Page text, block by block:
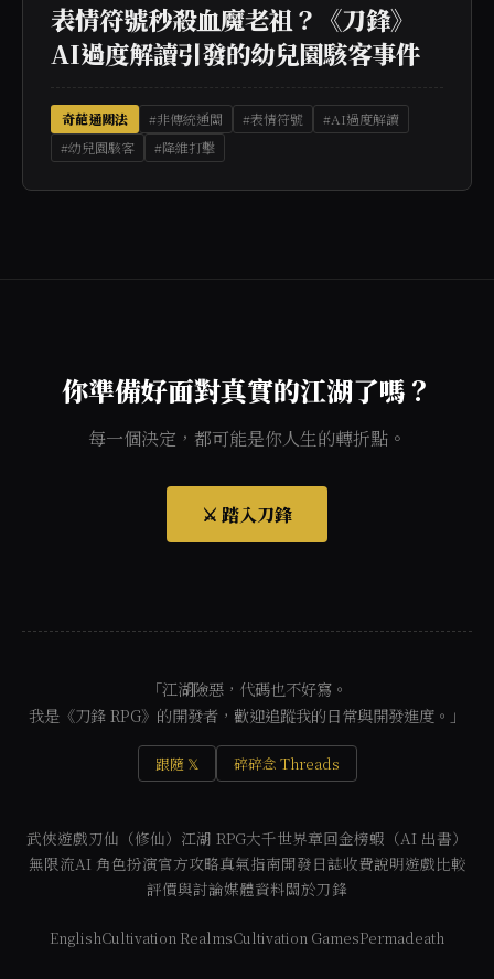
表情符號秒殺血魔老祖？《刀鋒》
AI過度解讀引發的幼兒園駭客事件
奇葩通關法 #非傳統通關 #表情符號
#AI過度解讀
#幼兒園駭客
#降維打擊
你準備好面對真實的江湖了嗎？
每一個決定，都可能是你人生的轉折點。
⚔️ 踏入刀鋒
「江湖險惡，代碼也不好寫。
我是《刀鋒 RPG》的開發者，歡迎追蹤我的日常與開發進度。」
跟隨 𝕏 碎碎念 Threads
武俠遊戲刃仙（修仙） 江湖 RPG大千世界章回金榜蝦（AI 出書）
無限流AI 角色扮演官方攻略真氣指南開發日誌收費說明遊戲比較
評價與討論媒體資料關於刀鋒
EnglishCultivation RealmsCultivation GamesPermadeath